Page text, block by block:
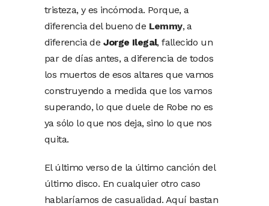
tristeza, y es incómoda. Porque, a
diferencia del bueno de Lemmy, a
diferencia de Jorge Ilegal, fallecido un
par de días antes, a diferencia de todos
los muertos de esos altares que vamos
construyendo a medida que los vamos
superando, lo que duele de Robe no es
ya sólo lo que nos deja, sino lo que nos
quita.
El último verso de la último canción del
último disco. En cualquier otro caso
hablaríamos de casualidad. Aquí bastan